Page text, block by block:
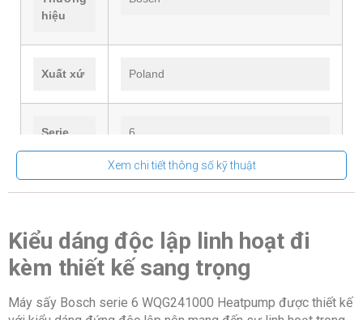
hiệu
Xuất xứ Poland
Serie 6
Kích
842 x 598 x 613mm
lượng
Xem chi tiết thông số kỹ thuật
Kiểu dáng độc lập linh hoạt đi
kèm thiết kế sang trọng
Máy sấy Bosch serie 6 WQG241000 Heatpump được thiết kế